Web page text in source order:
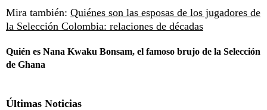
Mira también: Quiénes son las esposas de los jugadores de
la Selección Colombia: relaciones de décadas
Quién es Nana Kwaku Bonsam, el famoso brujo de la Selección
de Ghana
Últimas Noticias